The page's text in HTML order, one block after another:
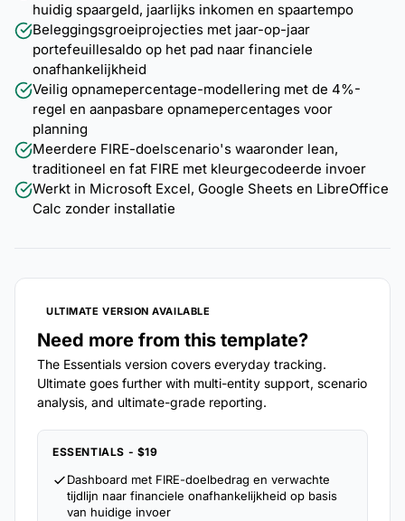
huidig spaargeld, jaarlijks inkomen en spaartempo
Beleggingsgroeiprojecties met jaar-op-jaar
portefeuillesaldo op het pad naar financiele
onafhankelijkheid
Veilig opnamepercentage-modellering met de 4%-
regel en aanpasbare opnamepercentages voor
planning
Meerdere FIRE-doelscenario's waaronder lean,
traditioneel en fat FIRE met kleurgecodeerde invoer
Werkt in Microsoft Excel, Google Sheets en LibreOffice
Calc zonder installatie
ULTIMATE VERSION AVAILABLE
Need more from this template?
The Essentials version covers everyday tracking.
Ultimate goes further with multi-entity support, scenario
analysis, and ultimate-grade reporting.
ESSENTIALS - $19
Dashboard met FIRE-doelbedrag en verwachte
tijdlijn naar financiele onafhankelijkheid op basis
van huidige invoer